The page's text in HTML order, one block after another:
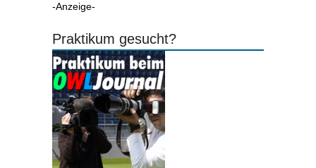
-Anzeige-
Praktikum gesucht?